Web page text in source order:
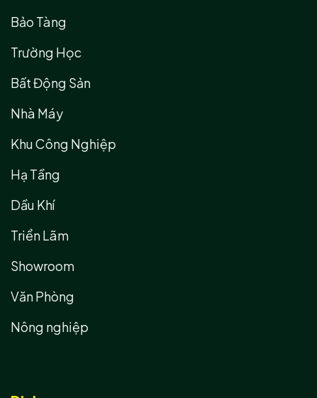
Bảo Tàng
Trường Học
Bất Động Sản
Nhà Máy
Khu Công Nghiệp
Hạ Tầng
Dầu Khí
Triển Lãm
Showroom
Văn Phòng
Nông nghiệp